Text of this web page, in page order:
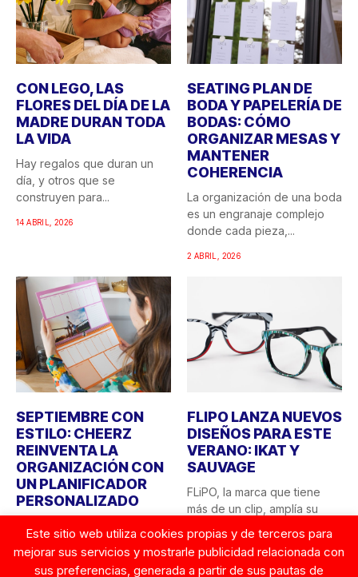
CON LEGO, LAS
FLORES DEL DÍA DE LA
MADRE DURAN TODA
LA VIDA
Hay regalos que duran un
día, y otros que se
construyen para...
14 ABRIL, 2026
SEATING PLAN DE
BODA Y PAPELERÍA DE
BODAS: CÓMO
ORGANIZAR MESAS Y
MANTENER
COHERENCIA
La organización de una boda
es un engranaje complejo
donde cada pieza,...
2 ABRIL, 2026
SEPTIEMBRE CON
ESTILO: CHEERZ
REINVENTA LA
ORGANIZACIÓN CON
UN PLANIFICADOR
PERSONALIZADO
trae consigo esa sensación
de “vuelta a...
FLIPO LANZA NUEVOS
DISEÑOS PARA ESTE
VERANO: IKAT Y
SAUVAGE
FLiPO, la marca que tiene
más de un clip, amplía su
23 JUNIO, 2025
Este sitio web utiliza cookies propias y de terceros para
mejorar sus servicios y mostrarle publicidad relacionada con
sus preferencias, generada a partir de sus pautas de